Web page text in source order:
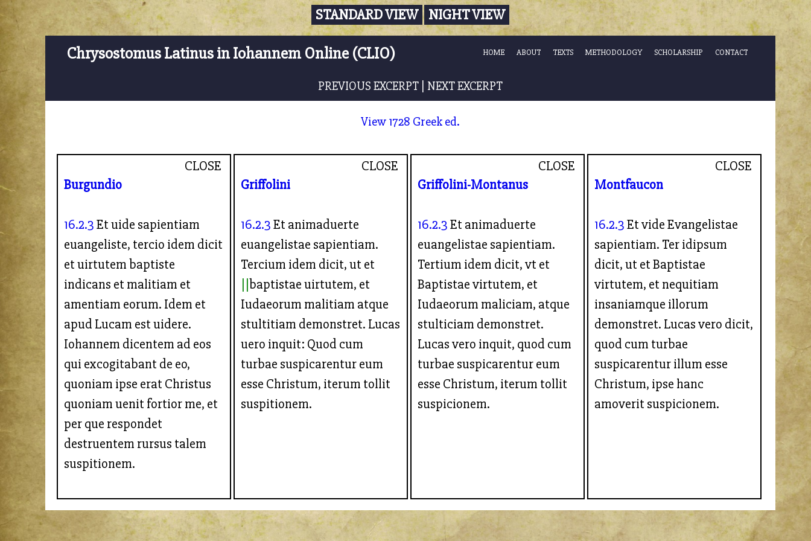
STANDARD VIEW NIGHT VIEW
Chrysostomus Latinus in Iohannem Online (CLIO) HOME ABOUT TEXTS METHODOLOGY SCHOLARSHIP CONTACT
PREVIOUS EXCERPT NEXT EXCERPT
View 1728 Greek ed.
CLOSE
Burgundio
16.2.3Et uide sapientiam
euangeliste, tercio idem dicit
et uirtutem baptiste
indicans et malitiam et
amentiam eorum. Idem et
apud Lucam est uidere.
Iohannem dicentem ad eos
qui excogitabant de eo,
quoniam ipse erat Christus
quoniam uenit fortior me, et
per que respondet
destruentem rursus talem
suspitionem.
CLOSE
Griffolini
16.2.3Et animaduerte
euangelistae sapientiam.
Tercium idem dicit, ut et
baptistae uirtutem, et
Iudaeorum malitiam atque
stultitiam demonstret. Lucas
uero inquit: Quod cum
turbae suspicarentur eum
esse Christum, iterum tollit
suspitionem.
CLOSE
Griffolini-Montanus
16.2.3Et animaduerte
euangelistae sapientiam.
Tertium idem dicit, vt et
Baptistae virtutem, et
Iudaeorum maliciam, atque
stulticiam demonstret.
Lucas vero inquit, quod cum
turbae suspicarentur eum
esse Christum, iterum tollit
suspicionem.
CLOSE
Montfaucon
16.2.3Et vide Evangelistae
sapientiam. Ter idipsum
dicit, ut et Baptistae
virtutem, et nequitiam
insaniamque illorum
demonstret. Lucas vero dicit,
quod cum turbae
suspicarentur illum esse
Christum, ipse hanc
amoverit suspicionem.